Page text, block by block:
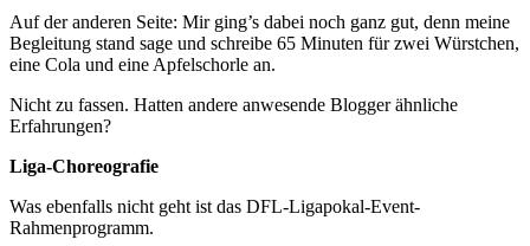
Auf der anderen Seite: Mir ging’s dabei noch ganz gut, denn meine
Begleitung stand sage und schreibe 65 Minuten für zwei Würstchen,
eine Cola und eine Apfelschorle an.
Nicht zu fassen. Hatten andere anwesende Blogger ähnliche
Erfahrungen?
Liga-Choreografie
Was ebenfalls nicht geht ist das DFL-Ligapokal-Event-
Rahmenprogramm.